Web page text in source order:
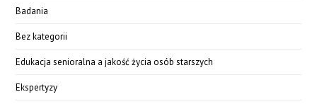
Badania
Bez kategorii
Edukacja senioralna a jakość życia osób starszych
Ekspertyzy